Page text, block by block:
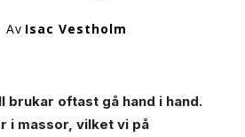
Av Isac Vestholm
brukar oftast gå hand i hand.
i massor, vilket vi på